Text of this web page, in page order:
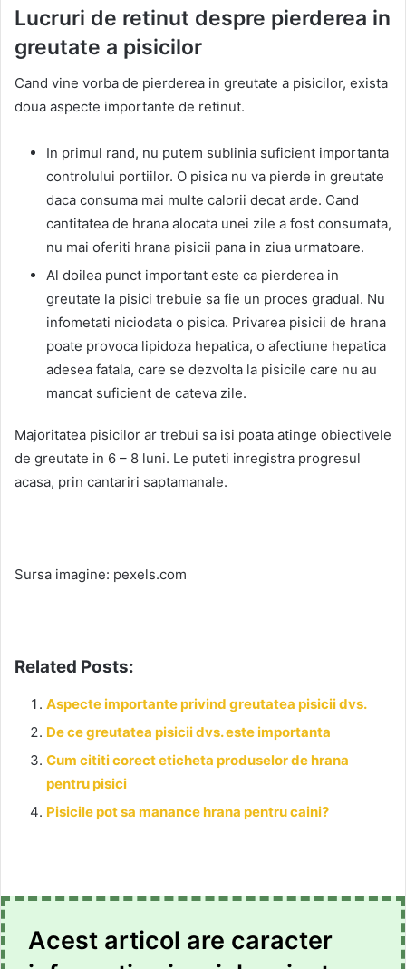
Lucruri de retinut despre pierderea in
greutate a pisicilor
Cand vine vorba de pierderea in greutate a pisicilor, exista
doua aspecte importante de retinut.
In primul rand, nu putem sublinia suficient importanta
controlului portiilor. O pisica nu va pierde in greutate
daca consuma mai multe calorii decat arde. Cand
cantitatea de hrana alocata unei zile a fost consumata,
nu mai oferiti hrana pisicii pana in ziua urmatoare.
Al doilea punct important este ca pierderea in
greutate la pisici trebuie sa fie un proces gradual. Nu
infometati niciodata o pisica. Privarea pisicii de hrana
poate provoca lipidoza hepatica, o afectiune hepatica
adesea fatala, care se dezvolta la pisicile care nu au
mancat suficient de cateva zile.
Majoritatea pisicilor ar trebui sa isi poata atinge obiectivele
de greutate in 6 – 8 luni. Le puteti inregistra progresul
acasa, prin cantariri saptamanale.
Sursa imagine: pexels.com
Related Posts:
Aspecte importante privind greutatea pisicii dvs.
De ce greutatea pisicii dvs. este importanta
Cum cititi corect eticheta produselor de hrana
pentru pisici
Pisicile pot sa manance hrana pentru caini?
Acest articol are caracter